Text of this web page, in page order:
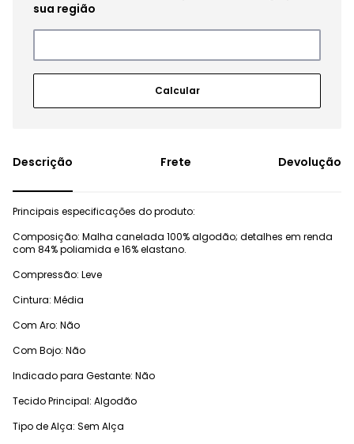
Frete Devolução
Principais especificações do produto:
Composição: Malha canelada 100% algodão; detalhes em renda
com 84% poliamida e 16% elastano.
Compressão: Leve
Cintura: Média
Com Aro: Não
Com Bojo: Não
Indicado para Gestante: Não
Tecido Principal: Algodão
Tipo de Alça: Sem Alça